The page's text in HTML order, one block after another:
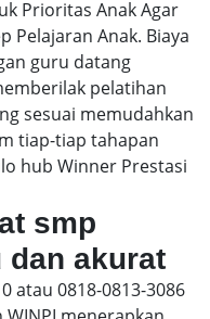
Prioritas Anak Agar
Pelajaran Anak. Biaya
guru datang
pelatihan
sesuai memudahkan
tiap-tiap tahapan
hub Winner Prestasi
smp
dan akurat
atau 0818-0813-3086